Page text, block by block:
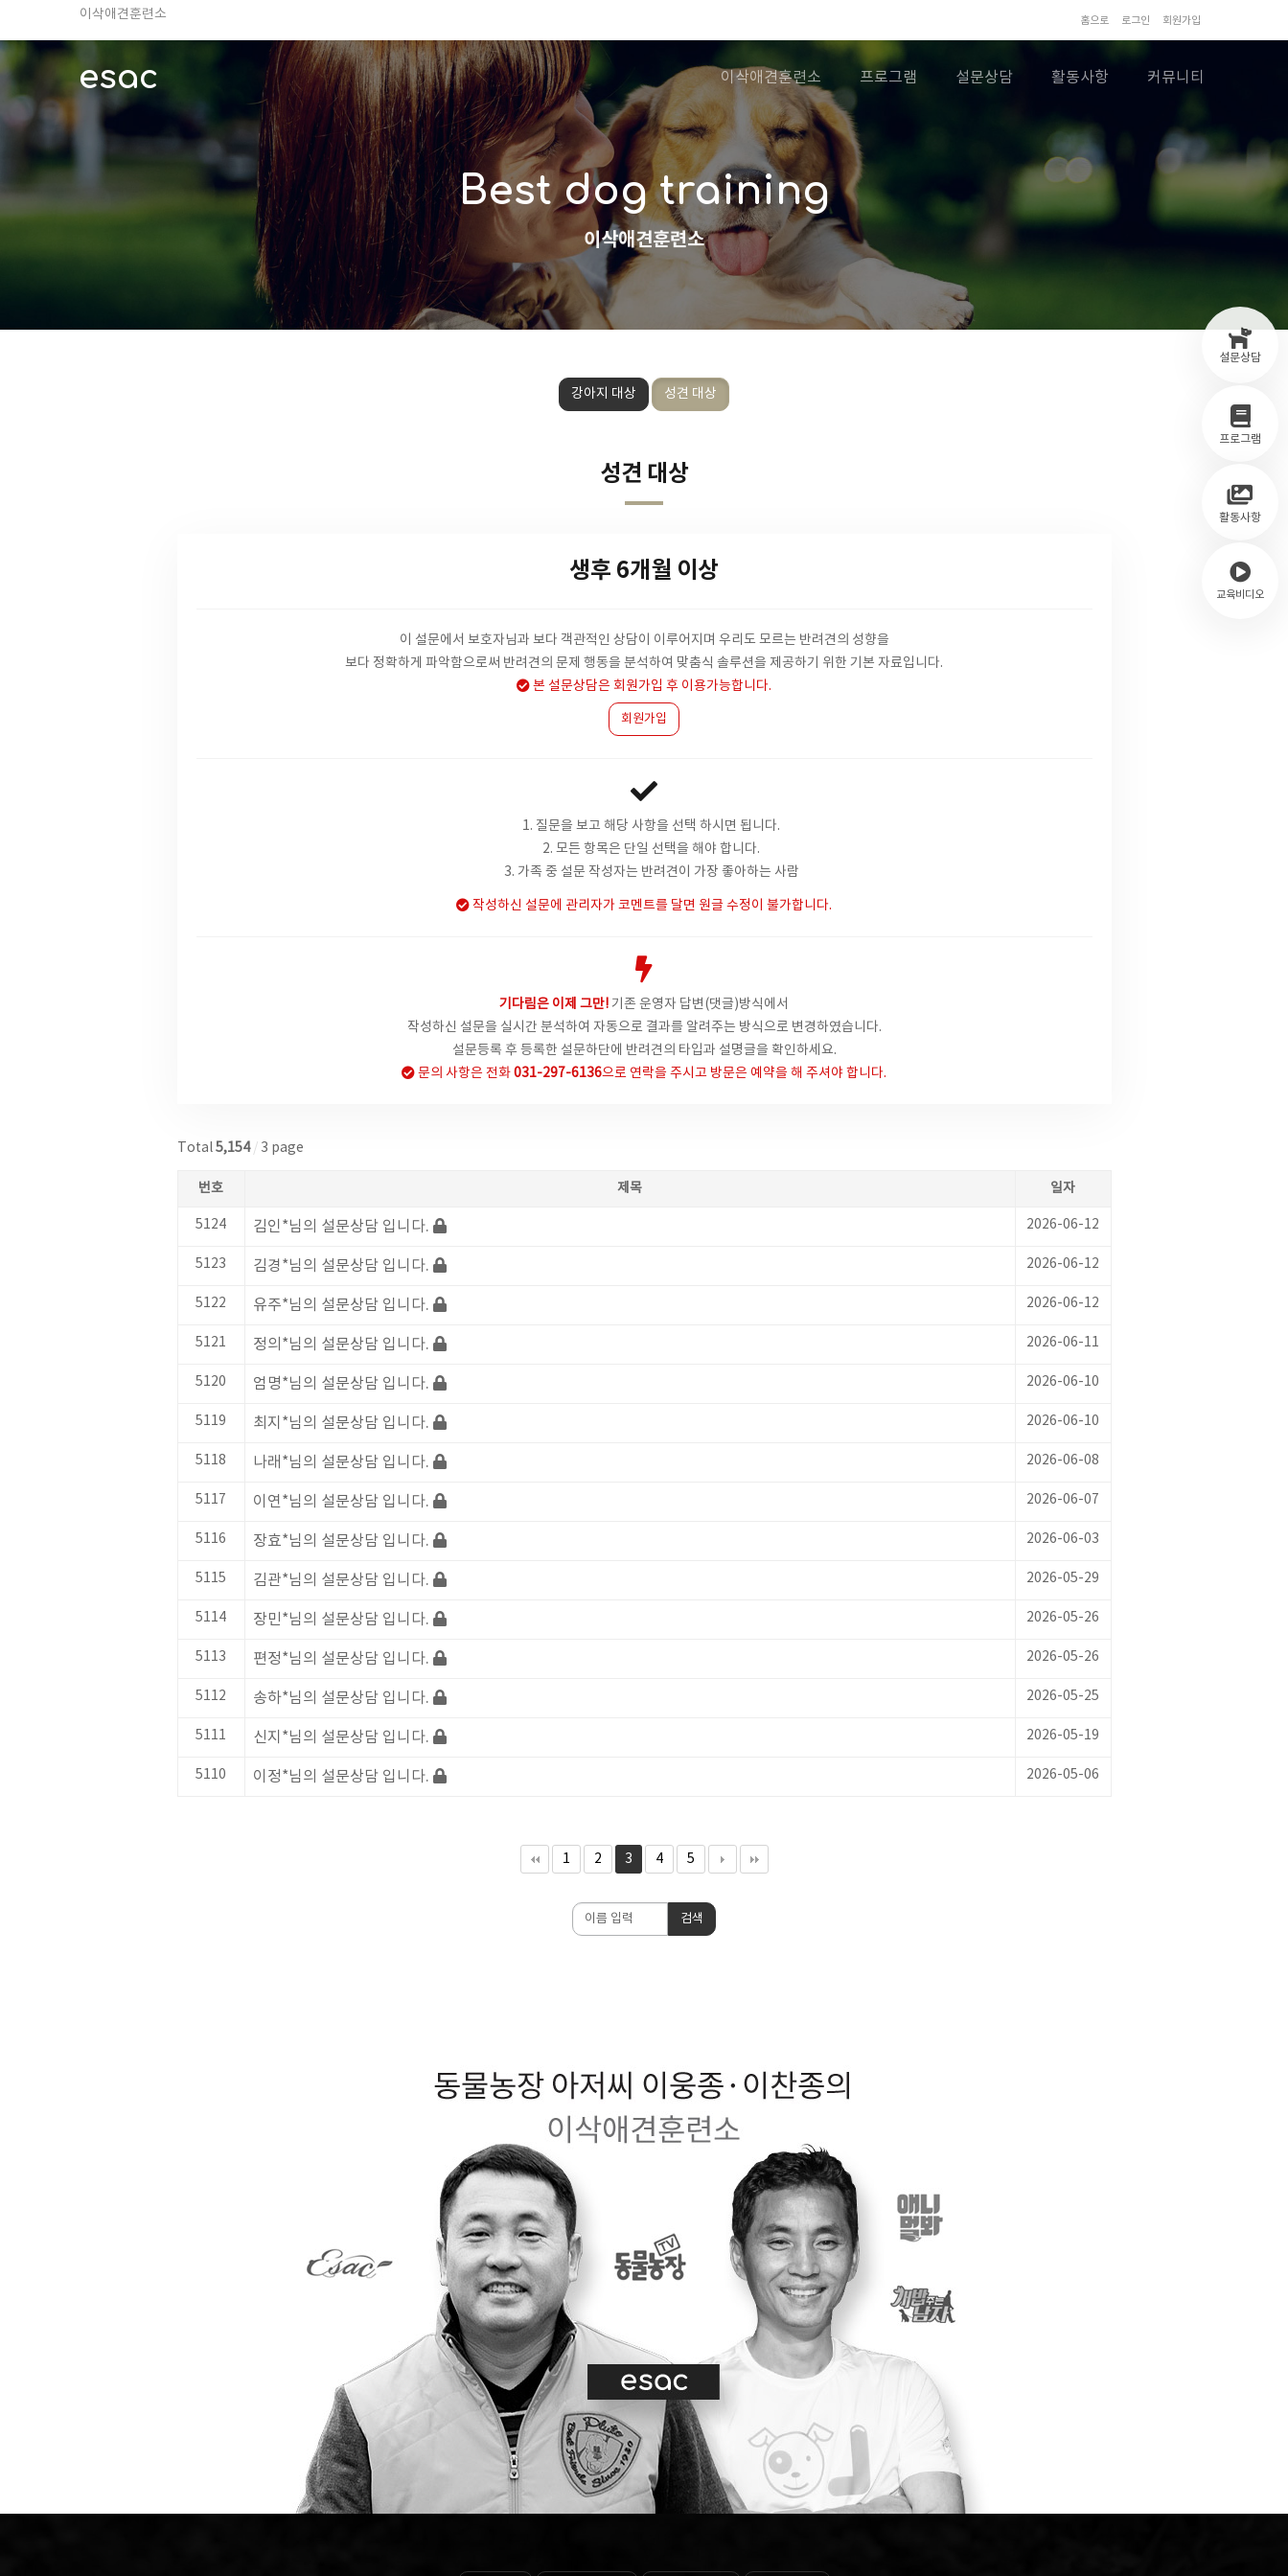
TV 동물농장 아저씨
경기도 화성시 봉담읍 위치
이찬종, 이웅종 소장 소개
홈으로 로그인 회원가입
esac 이삭애견훈련소 프로그램 설문상담 활동사항 커뮤니티
설문상담
프로그램
활동사항
교육비디오
Best dog training
이삭애견훈련소
강아지 대상 성견 대상
성견 대상
생후 6개월 이상
이 설문에서 보호자님과 보다 객관적인 상담이 이루어지며 우리도 모르는 반려견의 성향을
보다 정확하게 파악함으로써 반려견의 문제 행동을 분석하여 맞춤식 솔루션을 제공하기 위한 기본 자료입니다.
본 설문상담은 회원가입 후 이용가능합니다.
회원가입
1. 질문을 보고 해당 사항을 선택 하시면 됩니다.
2. 모든 항목은 단일 선택을 해야 합니다.
3. 가족 중 설문 작성자는 반려견이 가장 좋아하는 사람
작성하신 설문에 관리자가 코멘트를 달면 원글 수정이 불가합니다.
기다림은 이제 그만! 기존 운영자 답변(댓글)방식에서
작성하신 설문을 실시간 분석하여 자동으로 결과를 알려주는 방식으로 변경하였습니다.
설문등록 후 등록한 설문하단에 반려견의 타입과 설명글을 확인하세요.
문의 사항은 전화031-297-6136으로 연락을 주시고 방문은 예약을 해 주셔야 합니다.
Total5,154 /3 page
번호 제목 일자
5124 김인*님의 설문상담 입니다. 2026-06-12
5123 김경*님의 설문상담 입니다. 2026-06-12
5122 유주*님의 설문상담 입니다. 2026-06-12
5121 정의*님의 설문상담 입니다. 2026-06-11
5120 엄명*님의 설문상담 입니다. 2026-06-10
5119 최지*님의 설문상담 입니다. 2026-06-10
5118 나래*님의 설문상담 입니다. 2026-06-08
5117 이연*님의 설문상담 입니다. 2026-06-07
5116 장효*님의 설문상담 입니다. 2026-06-03
5115 김관*님의 설문상담 입니다. 2026-05-29
5114 장민*님의 설문상담 입니다. 2026-05-26
5113 편정*님의 설문상담 입니다. 2026-05-26
5112 송하*님의 설문상담 입니다. 2026-05-25
5111 신지*님의 설문상담 입니다. 2026-05-19
5110 이정*님의 설문상담 입니다. 2026-05-06
1 2 3 4 5
검
색
검색